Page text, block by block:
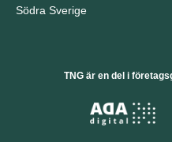
Södra Sverige
TNG är en del i